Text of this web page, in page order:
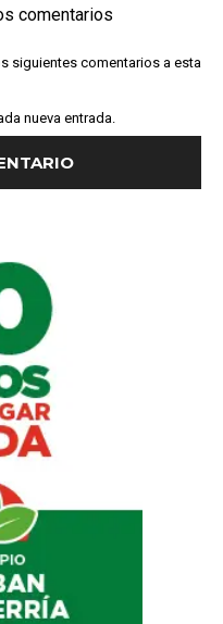
comentarios
siguientes comentarios a esta
nueva entrada.